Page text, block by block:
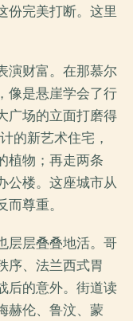
份完美打断。这里
演财富。在那慕尔
像是悬崖学会了行
广场的立面打磨得
的新艺术住宅，
植物；再走两条
公楼。这座城市从
尊重。
层层叠叠地活。哥
序、法兰西式胃
后的意外。街道读
赫伦、鲁汶、蒙